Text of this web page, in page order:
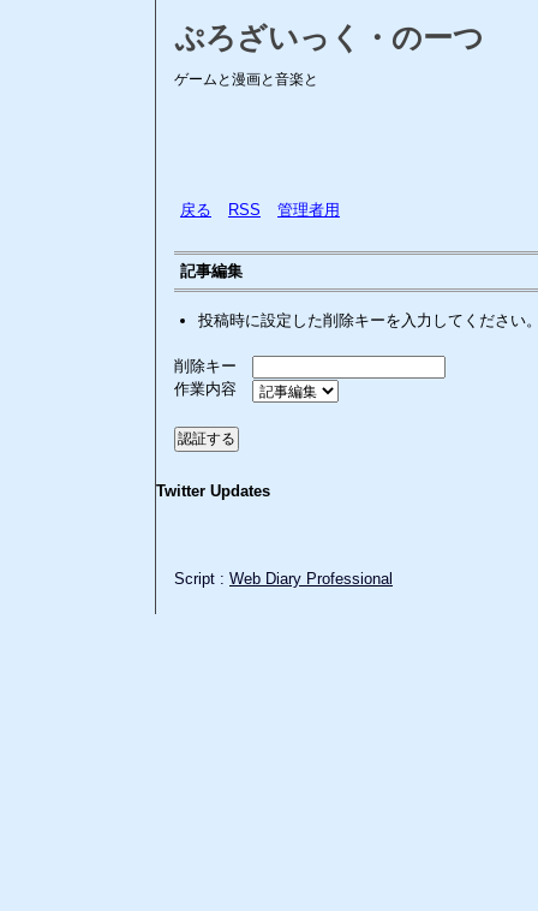
ぷろざいっく・のーつ
ゲームと漫画と音楽と
戻る RSS 管理者用
記事編集
投稿時に設定した削除キーを入力してください
削除キー
作業内容
Twitter Updates
Script : Web Diary Professional